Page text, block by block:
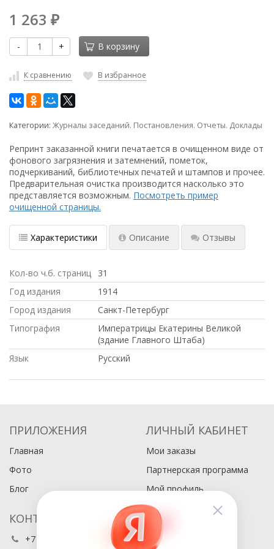
1 263 ₽
- + В корзину
К сравнению В избранное
Категории: Журналы заседаний. Постановления. Отчеты. Доклады
Репринт заказанной книги печатается в очищенном виде от
фонового загрязнения и затемнений, пометок,
подчеркиваний, библиотечных печатей и штампов и прочее.
Предварительная очистка производится насколько это
представляется возможным. Посмотреть пример
очищенной страницы.
Характеристики Описание Отзывы
Кол-во ч.б. страниц
31
Год издания
1914
Город издания
Санкт-Петербург
Типография
Императрицы Екатерины Великой
(здание Главного Штаба)
Язык
Русский
ПРИЛОЖЕНИЯ
Главная
Фото
Блог
ЛИЧНЫЙ КАБИНЕТ
Мои заказы
Партнерская программа
Мой профиль
КОНТАКТЫ
+7 (495) 486-80-76